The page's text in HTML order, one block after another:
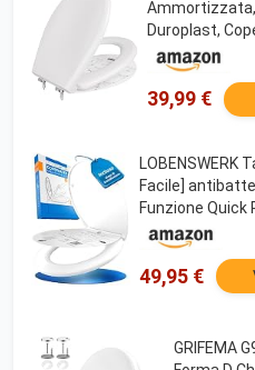
Duroplast,
Antibatterico,
con Sgancio
Antibatterico
39,99 €
LOBENSWERK
Facile]
Funzione Quick
Universale,
con Dima di
49,95 €
GRIFEMA